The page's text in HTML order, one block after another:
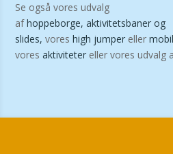
Se også vores udvalg
afhoppeborge, aktivitetsbaner og
slides, voreshigh jumper eller
voresaktiviteter eller vores udvalg